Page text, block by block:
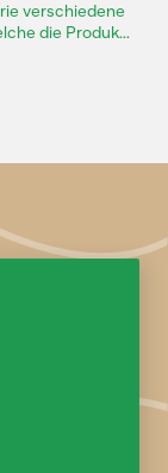
verschiedene
die Produk...